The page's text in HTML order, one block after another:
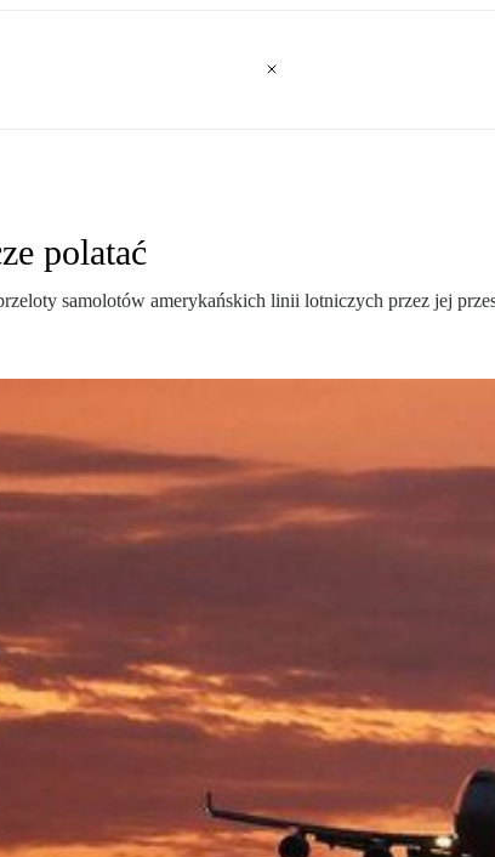
polatać
samolotów amerykańskich linii lotniczych przez jej